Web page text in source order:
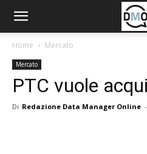
Home Mercato
Mercato
PTC vuole
Di Redazione Data Manager Online -